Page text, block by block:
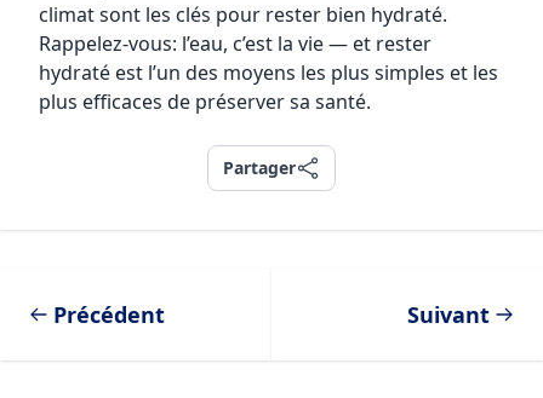
climat sont les clés pour rester bien hydraté.
Rappelez-vous: l’eau, c’est la vie — et rester
hydraté est l’un des moyens les plus simples et les
plus efficaces de préserver sa santé.
Partager
Partager
Précédent Suivant